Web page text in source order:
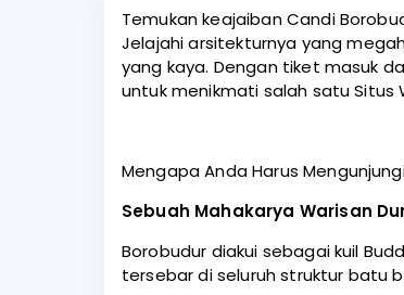
Temukan keajaiban Candi
Jelajahi arsitekturnya yang
yang kaya. Dengan tiket masuk
untuk menikmati salah satu Situs
Mengapa Anda Harus
Sebuah Mahakarya Warisan
Borobudur diakui sebagai kuil
tersebar di seluruh struktur batu